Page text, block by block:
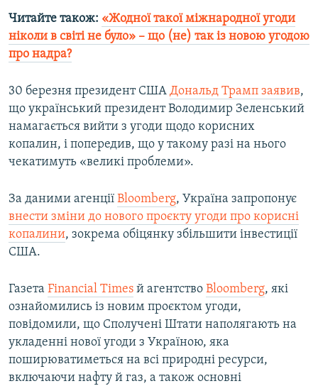
Читайте також: «Жодної такої міжнародної угоди
ніколи в світі не було» – що (не) так із новою угодою
про надра?
30 березня президент США Дональд Трамп заявив,
що український президент Володимир Зеленський
намагається вийти з угоди щодо корисних
копалин, і попередив, що у такому разі на нього
чекатимуть «великі проблеми».
За даними агенції Bloomberg, Україна запропонує
внести зміни до нового проєкту угоди про корисні
копалини, зокрема обіцянку збільшити інвестиції
США.
Газета Financial Times й агентство Bloomberg, які
ознайомились із новим проєктом угоди,
повідомили, що Сполучені Штати наполягають на
укладенні нової угоди з Україною, яка
поширюватиметься на всі природні ресурси,
включаючи нафту й газ, а також основні